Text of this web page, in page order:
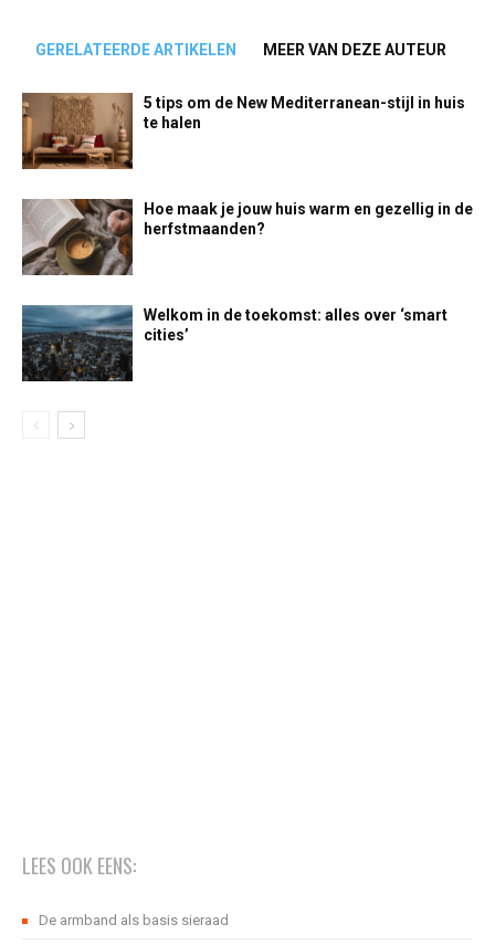
GERELATEERDE ARTIKELEN MEER VAN DEZE AUTEUR
5 tips om de New Mediterranean-stijl in huis
te halen
Hoe maak je jouw huis warm en gezellig in de
herfstmaanden?
Welkom in de toekomst: alles over ‘smart
cities’
LEES OOK EENS:
De armband als basis sieraad